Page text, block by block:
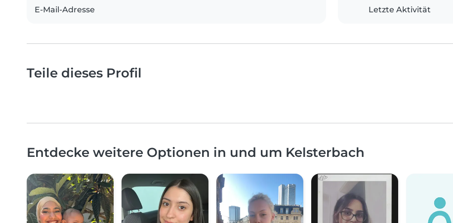
E-Mail-Adresse Letzte Aktivität
Teile dieses Profil
Entdecke weitere Optionen in und um Kelsterbach